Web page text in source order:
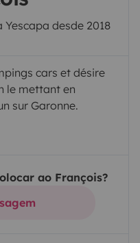
desde 2018
cars et désire
le mettant en
sur Garonne.
ao François?